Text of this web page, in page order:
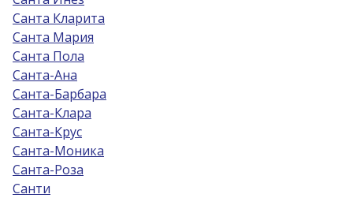
Санта Кларита
Санта Мария
Санта Пола
Санта-Ана
Санта-Барбара
Санта-Клара
Санта-Крус
Санта-Моника
Санта-Роза
Санти